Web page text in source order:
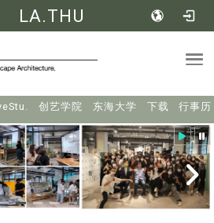
LA.THU
创艺学院 东海大学 下载 行事历